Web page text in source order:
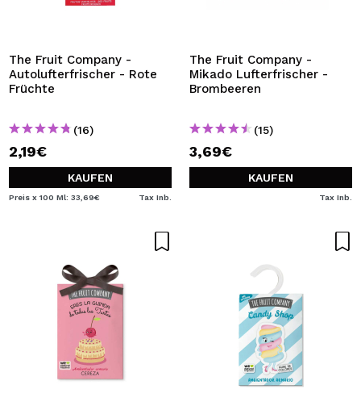
The Fruit Company -
Autolufterfrischer - Rote
Früchte
(16)
2,19€
KAUFEN
Preis x 100 Ml: 33,69€ Tax Inb.
The Fruit Company -
Mikado Lufterfrischer -
Brombeeren
(15)
3,69€
KAUFEN
Tax Inb.